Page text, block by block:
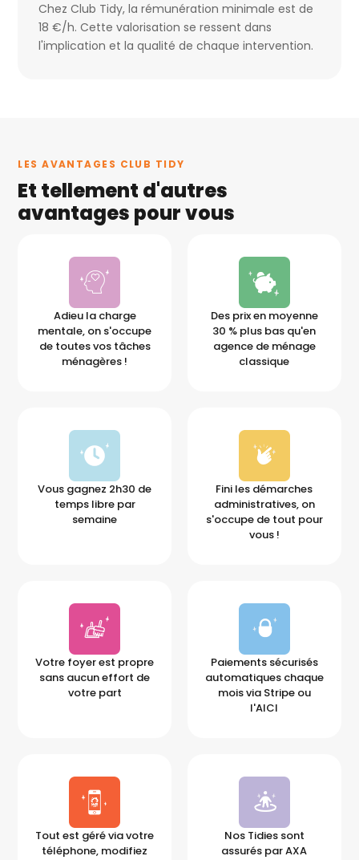
Chez Club Tidy, la rémunération minimale est de
18 €/h. Cette valorisation se ressent dans
l'implication et la qualité de chaque intervention.
LES AVANTAGES CLUB TIDY
Et tellement d'autres
avantages pour vous
Adieu la charge
mentale, on s'occupe
de toutes vos tâches
ménagères !
Des prix en moyenne
30 % plus bas qu'en
agence de ménage
classique
Vous gagnez 2h30 de
temps libre par
semaine
Fini les démarches
administratives, on
s'occupe de tout pour
vous !
Votre foyer est propre
sans aucun effort de
votre part
Paiements sécurisés
automatiques chaque
mois via Stripe ou
l'AICI
Tout est géré via votre
téléphone, modifiez
Nos Tidies sont
assurés par AXA